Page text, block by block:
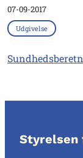
07-09-2017
Udgivelse
Styrelsen